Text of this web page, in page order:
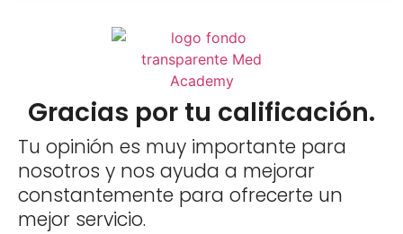
Gracias por tu calificación.
Tu opinión es muy importante para
nosotros y nos ayuda a mejorar
constantemente para ofrecerte un
mejor servicio.